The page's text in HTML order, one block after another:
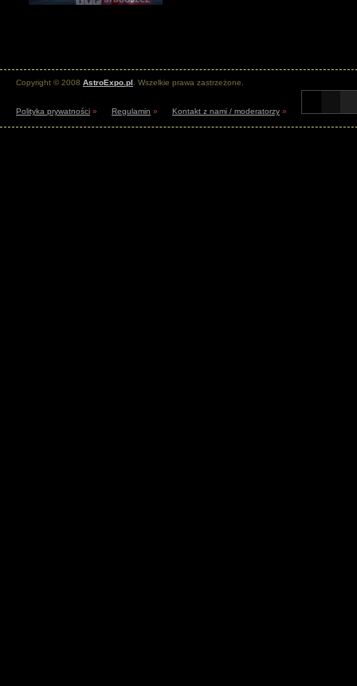
Copyright © 2008 AstroExpo.pl . Wszelkie prawa zastrzeżone.
Polityka prywatności » Regulamin » Kontakt z nami / moderatorzy »